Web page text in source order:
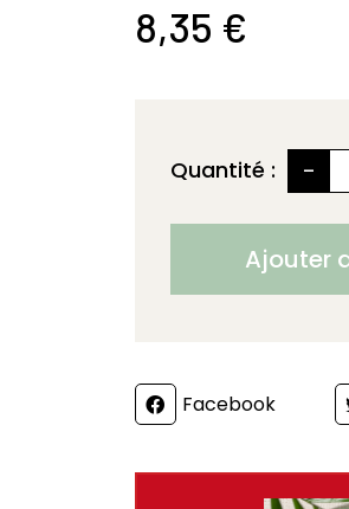
8,35 €
Quantité : -
Ajouter
PartagerFacebook